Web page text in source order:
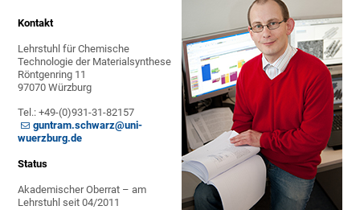
Kontakt
Lehrstuhl für Chemische
Technologie der Materialsynthese
Röntgenring 11
97070 Würzburg
Tel.: +49-(0)931-31-82157
guntram.schwarz@uni-
wuerzburg.de
Status
Akademischer Oberrat – am
Lehrstuhl seit 04/2011